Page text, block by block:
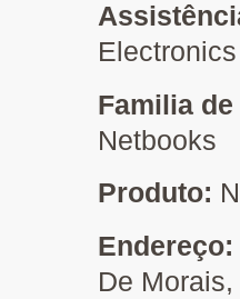
Electronics
Familia
Netbooks
Produto:
Endereço:
De